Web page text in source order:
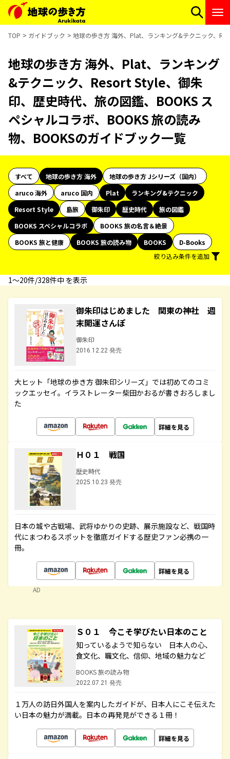
TOP ガイドブック 地球の歩き方 海外、Plat、ランキング&テクニック、
地球の歩き方 海外、Plat、ランキング
&テクニック、Resort Style、御朱
印、歴史時代、旅の図鑑、BOOKS ス
ペシャルコラボ、BOOKS 旅の読み
物、BOOKSのガイドブック一覧
すべて 地球の歩き方 海外
地球の歩き方 Jシリーズ（国内）
aruco 海外
aruco 国内 Plat
ランキング&テクニック
Resort Style
島旅 御朱印 歴史時代
旅の図鑑
BOOKS スペシャルコラボ
BOOKS 旅の名言＆絶景
BOOKS 旅と健康
BOOKS 旅の読み物 BOOKS
D-Books
絞り込み条件を追加
1〜20件/328件中 を表示
御朱印はじめました 関東の神社 週
末開運さんぽ
御朱印
2016.12.22 発売
大ヒット「地球の歩き方 御朱印シリーズ」では初めてのコミ
ックエッセイ。イラストレーター柴田かおるが書きおろしまし
た
詳細を見る
Ｈ０１ 戦国
歴史時代
2025.10.23 発売
日本の城や古戦場、武将ゆかりの史跡、展示施設など、戦国時
代にまつわるスポットを徹底ガイドする歴史ファン必携の一
冊。
詳細を見る
AD
Ｓ０１ 今こそ学びたい日本のこと
知っているようで知らない 日本人の心、
食文化、職文化、信仰、地域の魅力など
BOOKS 旅の読み物
2022.07.21 発売
１万人の訪日外国人を案内したガイドが、日本人にこそ伝えた
い日本の魅力が満載。日本の再発見ができる１冊！
詳細を見る